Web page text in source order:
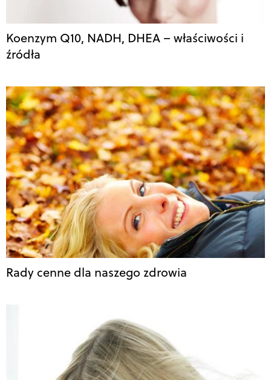
Koenzym Q10, NADH, DHEA – właściwości i
źródła
Rady cenne dla naszego zdrowia